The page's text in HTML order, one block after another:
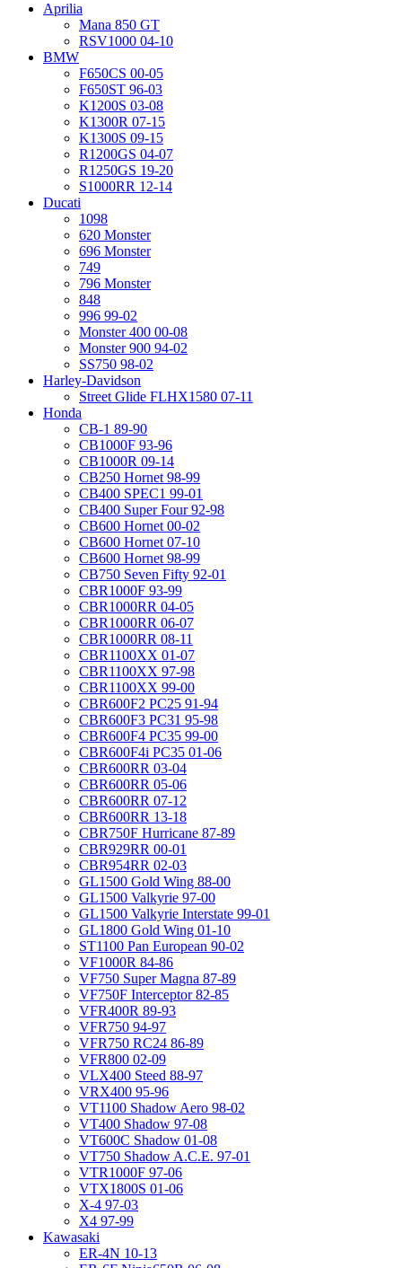
Aprilia
Mana 850 GT
RSV1000 04-10
BMW
F650CS 00-05
F650ST 96-03
K1200S 03-08
K1300R 07-15
K1300S 09-15
R1200GS 04-07
R1250GS 19-20
S1000RR 12-14
Ducati
1098
620 Monster
696 Monster
749
796 Monster
848
996 99-02
Monster 400 00-08
Monster 900 94-02
SS750 98-02
Harley-Davidson
Street Glide FLHX1580 07-11
Honda
CB-1 89-90
CB1000F 93-96
CB1000R 09-14
CB250 Hornet 98-99
CB400 SPEC1 99-01
CB400 Super Four 92-98
CB600 Hornet 00-02
CB600 Hornet 07-10
CB600 Hornet 98-99
CB750 Seven Fifty 92-01
CBR1000F 93-99
CBR1000RR 04-05
CBR1000RR 06-07
CBR1000RR 08-11
CBR1100XX 01-07
CBR1100XX 97-98
CBR1100XX 99-00
CBR600F2 PC25 91-94
CBR600F3 PC31 95-98
CBR600F4 PC35 99-00
CBR600F4i PC35 01-06
CBR600RR 03-04
CBR600RR 05-06
CBR600RR 07-12
CBR600RR 13-18
CBR750F Hurricane 87-89
CBR929RR 00-01
CBR954RR 02-03
GL1500 Gold Wing 88-00
GL1500 Valkyrie 97-00
GL1500 Valkyrie Interstate 99-01
GL1800 Gold Wing 01-10
ST1100 Pan European 90-02
VF1000R 84-86
VF750 Super Magna 87-89
VF750F Interceptor 82-85
VFR400R 89-93
VFR750 94-97
VFR750 RC24 86-89
VFR800 02-09
VLX400 Steed 88-97
VRX400 95-96
VT1100 Shadow Aero 98-02
VT400 Shadow 97-08
VT600C Shadow 01-08
VT750 Shadow A.C.E. 97-01
VTR1000F 97-06
VTX1800S 01-06
X-4 97-03
X4 97-99
Kawasaki
ER-4N 10-13